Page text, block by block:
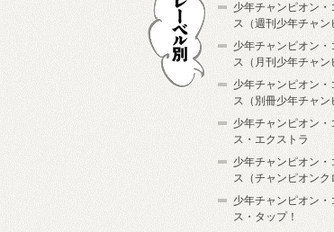
少年チャンピオン・
ス（週刊少年チャン
少年チャンピオン・
ス（月刊少年チャン
少年チャンピオン・
ス（別冊少年チャン
少年チャンピオン・
ス・エクストラ
少年チャンピオン・
ス（チャンピオンク
少年チャンピオン・
ス・タップ！